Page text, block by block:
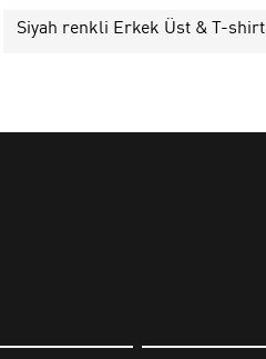
Siyah renkli Erkek Üst & T-shirt